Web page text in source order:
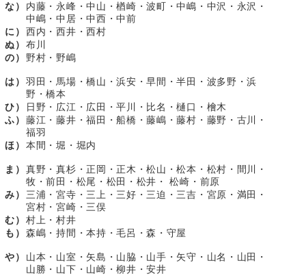
な）
内藤・永峰・中山・楢崎・波町・中嶋・中沢・永沢・
中嶋・中居・中西・中前
に） 西内・西井・西村
ぬ） 布川
の）
野村・野嶋
は） 羽田・馬場・橋山・浜安・早間・半田・波多野・浜
野・橋本
ひ）
日野・広江・広田・平川・比名・樋口・檜木
ふ） 藤江・藤井・福田・船橋・藤嶋・藤村・藤野・古川・
福羽
ほ） 本間・堀・堀内
ま） 真野・真杉・正岡・正木・松山・松本・松村・間川・
牧・前田・松尾・松田・松井・ 松崎・前原
み）
三浦・宮寺・三上・三好・三迫・三吉・宮原・満田・
宮村・宮崎・三俣
む） 村上・村井
も） 森嶋・持間・本持・毛呂・森・守屋
や）
山本・山室・矢島・山脇・山手・矢守・山名・山田・
山勝・山下・山崎・柳井・安井